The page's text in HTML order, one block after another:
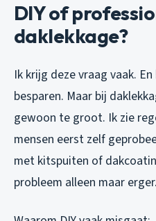
DIY of
daklekkage?
Ik krijg deze vraag vaak.
besparen. Maar bij
gewoon te groot. Ik zie
mensen eerst zelf
met kitspuiten of
probleem alleen maar erger.